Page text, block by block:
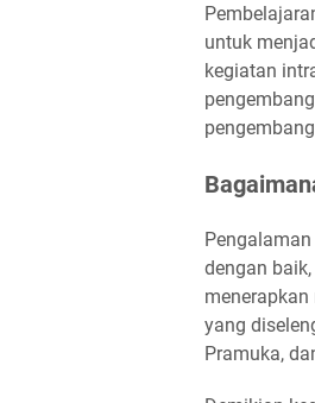
untuk
kegiatan
dengan
yang
Pramuka,